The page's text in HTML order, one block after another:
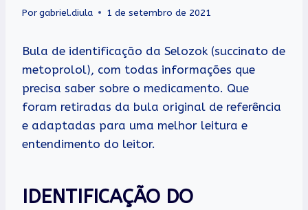
Porgabriel.diula 1 de setembro de 2021
Bula de identificação da Selozok (succinato de
metoprolol), com todas informações que
precisa saber sobre o medicamento. Que
foram retiradas da bula original de referência
e adaptadas para uma melhor leitura e
entendimento do leitor.
IDENTIFICAÇÃO DO